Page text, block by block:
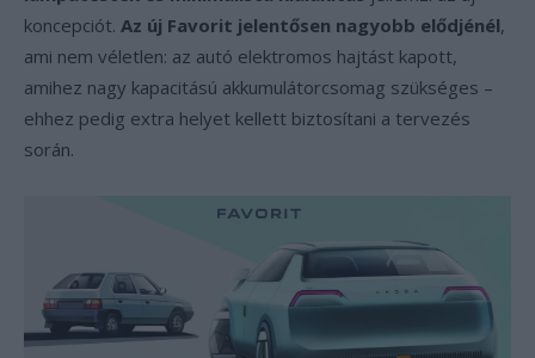
koncepciót. Az új Favorit jelentősen nagyobb elődjénél,
ami nem véletlen: az autó elektromos hajtást kapott,
amihez nagy kapacitású akkumulátorcsomag szükséges –
ehhez pedig extra helyet kellett biztosítani a tervezés
során.